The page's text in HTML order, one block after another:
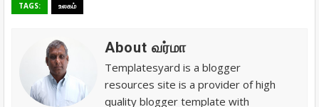
TAGS: உலகம்
About வர்மா
Templatesyard is a blogger
resources site is a provider of high
quality blogger template with